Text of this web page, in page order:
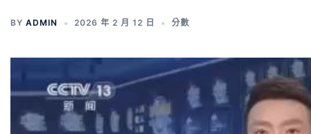
BY ADMIN 2026 年 2 月 12 日 分數